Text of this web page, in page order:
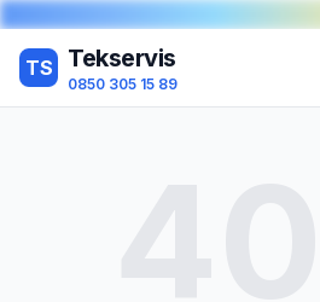
TS Tekservis
0850 305 15 89